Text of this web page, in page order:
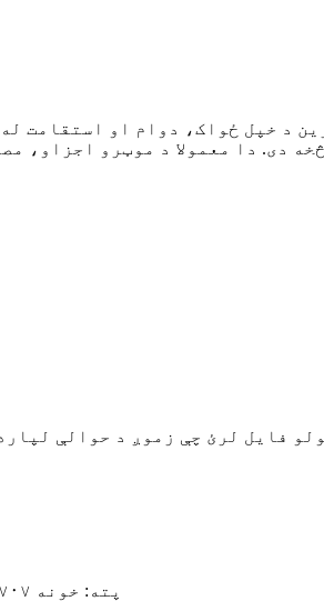
پته: خونه ۷۰۷، یولونګ نړیوال ودانۍ ۱، نمبر ۹۸۷، انلینګ سړک، ژیامین ۳۶۱۰۰۶، فوجیان، چین